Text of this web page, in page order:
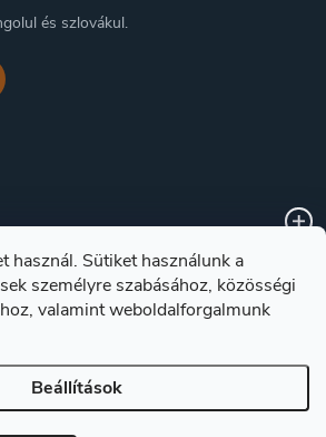
használ. Sütiket használunk a
személyre szabásához, közösségi
valamint weboldalforgalmunk
Beállítások
és szlovákul.
késekröl